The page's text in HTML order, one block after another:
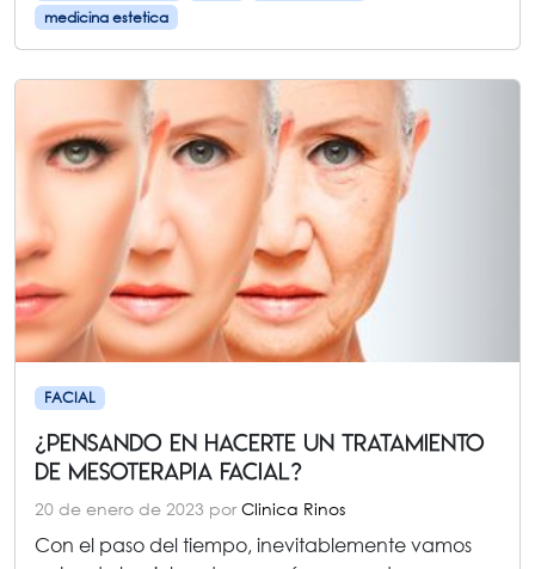
medicina estetica
FACIAL
¿Pensando en hacerte un tratamiento
de Mesoterapia Facial?
20 de enero de 2023 porClinica Rinos
Con el paso del tiempo, inevitablemente vamos